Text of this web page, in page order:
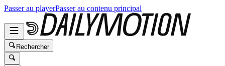
Passer au playerPasser au contenu principal
Rechercher